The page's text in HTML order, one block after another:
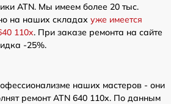
ATN. Мы имеем более 20 тыс.
на наших складах уже имеется
110x. При заказе ремонта на сайте
-25%.
наших мастеров - они
ремонт ATN 640 110x. По данным